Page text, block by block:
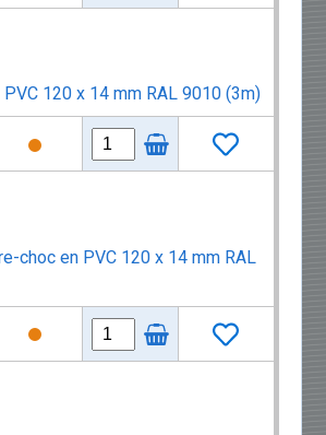
PVC 120 x 14 mm RAL 9010 (3m)
choc en PVC 120 x 14 mm RAL